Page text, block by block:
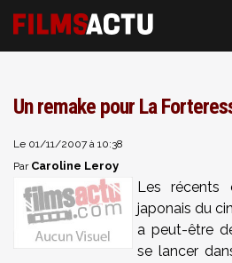
Un remake pour La
Le 01/11/2007 à 10:38
Par Caroline Leroy
Les récents
japonais du
a peut-être
se lancer